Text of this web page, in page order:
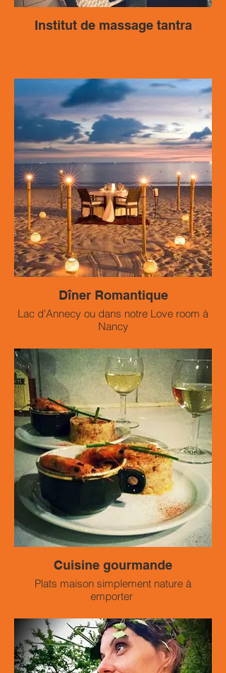
Institut de massage tantra
Dîner Romantique
Lac d'Annecy ou dans notre Love room à
Nancy
Cuisine gourmande
Plats maison simplement nature à
emporter